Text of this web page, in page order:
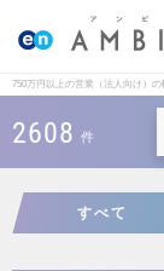
750万円以上の営業（法人向け）の
2608 件
すべて